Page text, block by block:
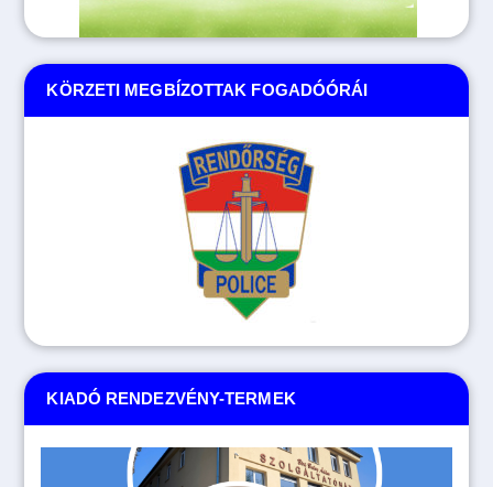
KIADÓ RENDEZVÉNY-TERMEK
KÖRZETI MEGBÍZOTTAK FOGADÓÓRÁI